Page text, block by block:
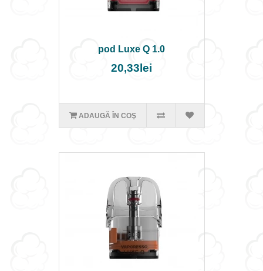
pod Luxe Q 1.0
20,33lei
ADAUGĂ ÎN COŞ